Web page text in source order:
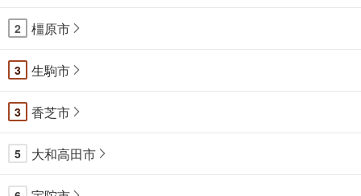
2 橿原市
3 生駒市
3 香芝市
5 大和高田市